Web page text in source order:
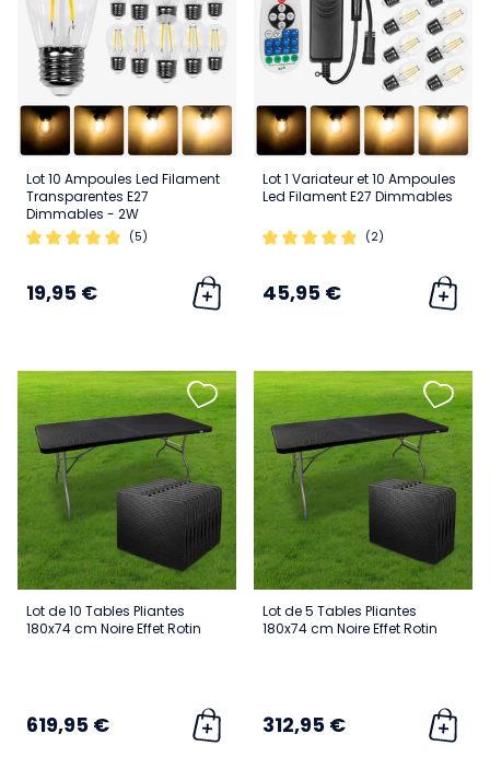
Lot 10 Ampoules Led Filament
Transparentes E27
Dimmables - 2W
(5)
19,95 €
Lot 1 Variateur et 10 Ampoules
Led Filament E27 Dimmables
(2)
45,95 €
Lot de 10 Tables Pliantes
180x74 cm Noire Effet Rotin
619,95 €
Lot de 5 Tables Pliantes
180x74 cm Noire Effet Rotin
312,95 €